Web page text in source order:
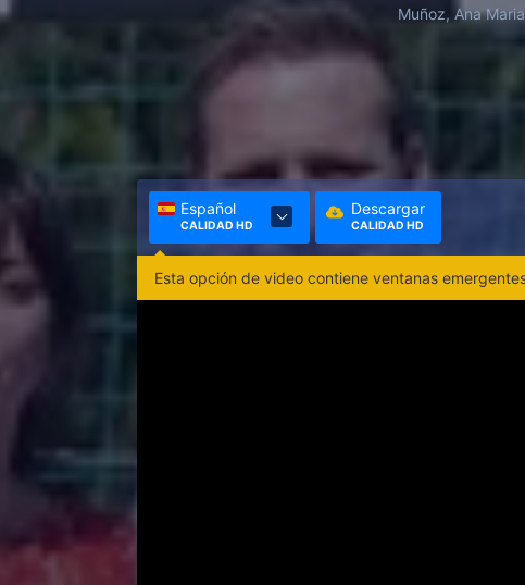
Muñoz, Ana
Español
CALIDAD HD
Descargar
CALIDAD HD
Esta opción de video contiene ventanas